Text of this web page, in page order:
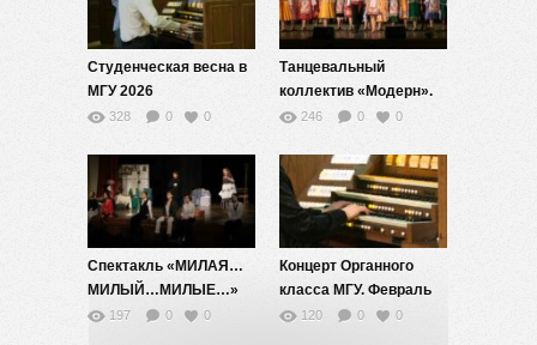
Студенческая весна в
МГУ 2026
328 0 0
Танцевальный
коллектив «Модерн».
Созвучно
246 0 0
Спектакль «МИЛАЯ…
МИЛЫЙ…МИЛЫЕ…»
197 0 0
Концерт Органного
класса МГУ. Февраль
2026120 0 0